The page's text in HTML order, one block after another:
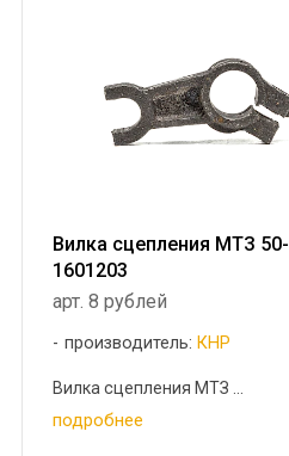
Вилка сцепления МТЗ 50-
1601203
арт. 8 рублей
производитель: КНР
Вилка сцепления МТЗ ...
подробнее